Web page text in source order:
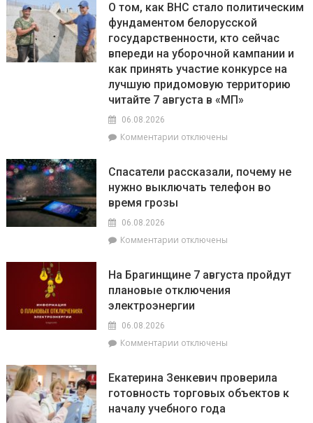
на
7
августа:
Тельцам
стоит
уделить
внимание
финансовой
Рыбам
не
физически
О том, как ВНС стало политическим
фундаментом белорусской
государственности, кто сейчас
впереди на уборочной кампании и
как принять участие конкурсе на
лучшую придомовую территорию
читайте 7 августа в «МП»
06.08.2026
Комментарии к
том,
как
фундаментом
государственности,
кто
сейчас
впереди
кампании
как
принять
участие
конкурсе
отключены
Спасатели рассказали, почему не
нужно выключать телефон во
время грозы
06.08.2026
Комментарии к
рассказали,
почему
не
телефон
грозы
отключены
На Брагинщине 7 августа пройдут
плановые отключения
электроэнергии
06.08.2026
Комментарии к
Брагинщине
7
августа
отключены
Екатерина Зенкевич проверила
готовность торговых объектов к
началу учебного года